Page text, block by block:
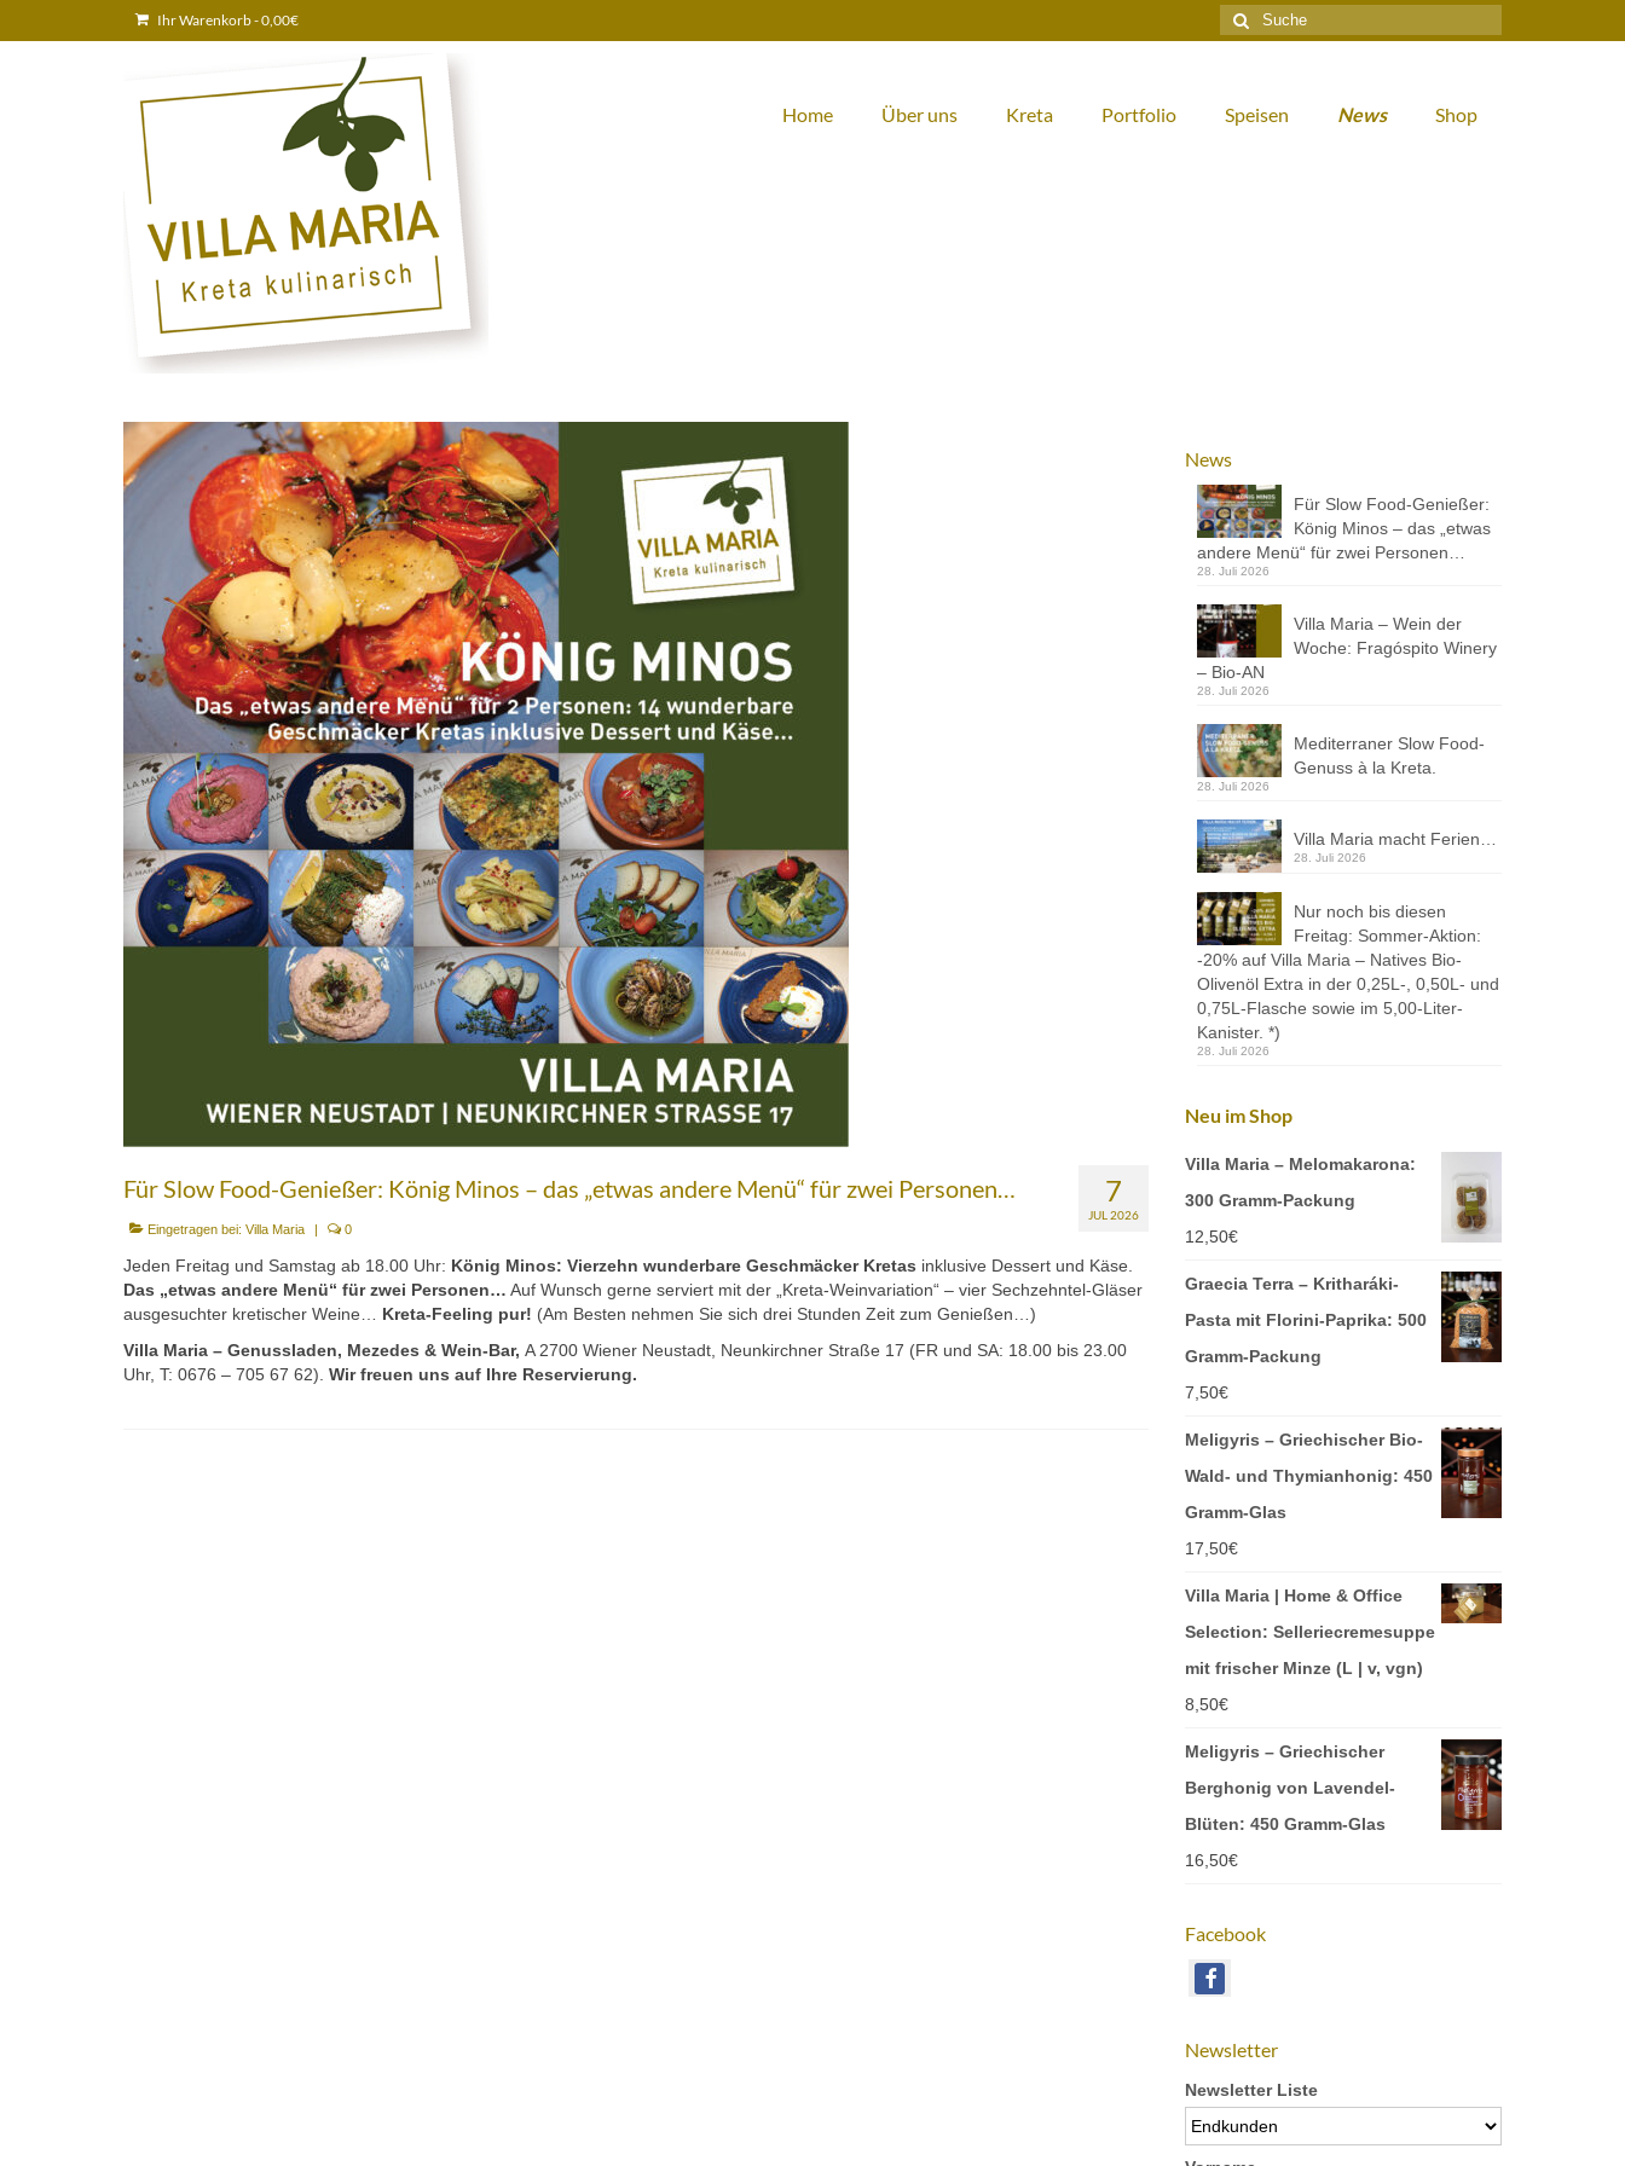
Ihr Warenkorb-0,00€
Suche
nach:
Home Über uns Kreta Portfolio Speisen News Shop
7
JUL 2026
Für Slow Food-Genießer: König Minos – das „etwas andere Menü“ für zwei Personen…
Eingetragen bei: Villa Maria | 0
Jeden Freitag und Samstag ab 18.00 Uhr: König Minos: Vierzehn wunderbare Geschmäcker Kretas inklusive Dessert und Käse.
Das „etwas andere Menü“ für zwei Personen… Auf Wunsch gerne serviert mit der „Kreta-Weinvariation“ – vier Sechzehntel-Gläser
ausgesuchter kretischer Weine… Kreta-Feeling pur! (Am Besten nehmen Sie sich drei Stunden Zeit zum Genießen…)
Villa Maria – Genussladen, Mezedes & Wein-Bar, A 2700 Wiener Neustadt, Neunkirchner Straße 17 (FR und SA: 18.00 bis 23.00
Uhr, T: 0676 – 705 67 62). Wir freuen uns auf Ihre Reservierung.
News
Für Slow Food-Genießer:
König Minos – das „etwas
andere Menü“ für zwei Personen…
28. Juli 2026
Villa Maria – Wein der
Woche: Fragóspito Winery
– Bio-AN
28. Juli 2026
Mediterraner Slow Food-
Genuss à la Kreta.
28. Juli 2026
Villa Maria macht Ferien…
28. Juli 2026
Nur noch bis diesen
Freitag: Sommer-Aktion:
-20% auf Villa Maria – Natives Bio-
Olivenöl Extra in der 0,25L-, 0,50L- und
0,75L-Flasche sowie im 5,00-Liter-
Kanister. *)
28. Juli 2026
Neu im Shop
Villa Maria – Melomakarona:
300 Gramm-Packung
12,50€
Graecia Terra – Kritharáki-
Pasta mit Florini-Paprika: 500
Gramm-Packung
7,50€
Meligyris – Griechischer Bio-
Wald- und Thymianhonig: 450
Gramm-Glas
17,50€
Villa Maria | Home & Office
Selection: Selleriecremesuppe
mit frischer Minze (L | v, vgn)
8,50€
Meligyris – Griechischer
Berghonig von Lavendel-
Blüten: 450 Gramm-Glas
16,50€
Facebook
Newsletter
Newsletter Liste